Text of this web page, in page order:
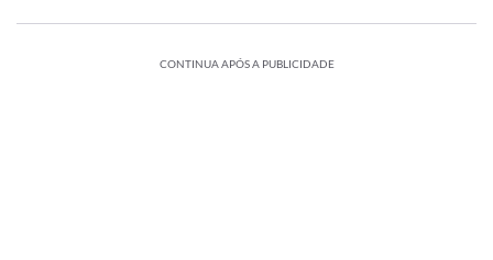
CONTINUA APÓS A PUBLICIDADE